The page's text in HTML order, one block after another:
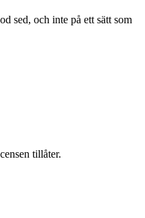
sed, och inte på ett sätt som
tillåter.